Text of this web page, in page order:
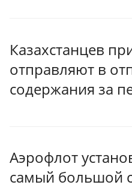
Казахстанцев
отправляют в
содержания за
Аэрофлот
самый большой